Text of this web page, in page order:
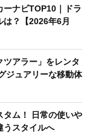
ーナビTOP10｜ドラ
？【2026年6月
アラー」をレンタ
ジュアリーな移動体
タム！ 日常の使いや
うスタイルへ